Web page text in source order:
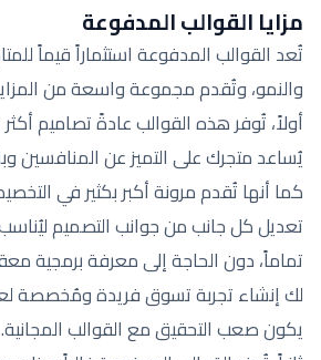
مزايا القوالب المدفوعة
تُعد القوالب المدفوعة استثماراً قيماً
والنمو، وتُقدم مجموعة واسعة من المزايا
أولاً، تُوفر هذه القوالب عادةً تصاميم أكثر
يُساعد متجرك على التميز عن المنافسين
كما أنها تُقدم مرونة أكبر بكثير في
تعديل كل جانب من جوانب التصميم ليُناسب
تماماً، دون الحاجة إلى معرفة برمجية
لك إنشاء تجربة تسوق فريدة ومُخصصة
يكون صعب التحقيق مع القوالب المجانية.